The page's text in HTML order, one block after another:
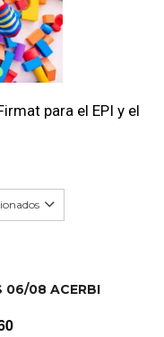
para el EPI y el
06/08 ACERBI